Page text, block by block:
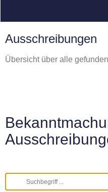
Ausschreibungen
Übersicht über alle